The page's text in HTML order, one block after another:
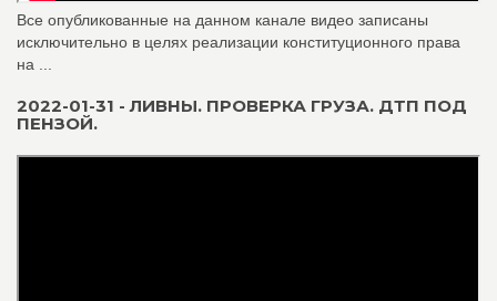
Все опубликованные на данном канале видео записаны
исключительно в целях реализации конституционного права
на ...
2022-01-31 - ЛИВНЫ. ПРОВЕРКА ГРУЗА. ДТП ПОД
ПЕНЗОЙ.